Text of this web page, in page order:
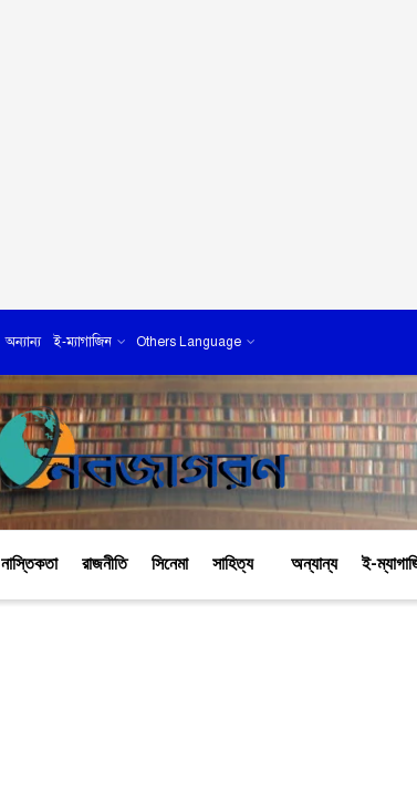
অন্যান্য ই-ম্যাগাজিন Others Language
নাস্তিকতা রাজনীতি সিনেমা সাহিত্য অন্যান্য ই-